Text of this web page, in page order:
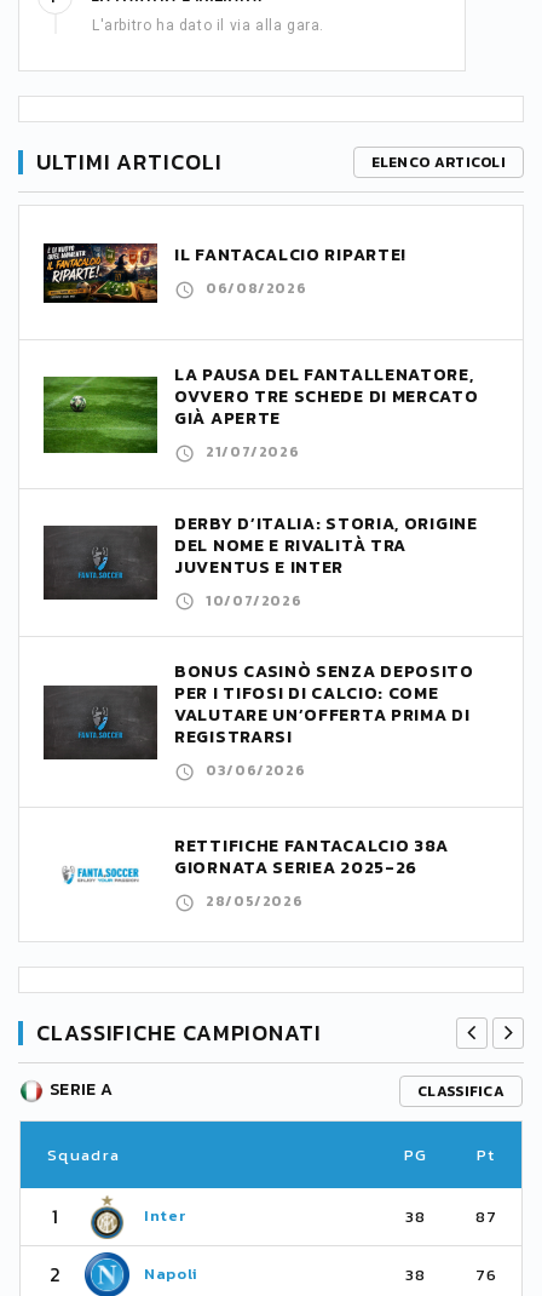
L'arbitro ha dato il via alla gara.
ULTIMI ARTICOLI ELENCO ARTICOLI
IL FANTACALCIO RIPARTE!
06/08/2026
LA PAUSA DEL FANTALLENATORE,
OVVERO TRE SCHEDE DI MERCATO
GIÀ APERTE
21/07/2026
DERBY D’ITALIA: STORIA, ORIGINE
DEL NOME E RIVALITÀ TRA
JUVENTUS E INTER
10/07/2026
BONUS CASINÒ SENZA DEPOSITO
PER I TIFOSI DI CALCIO: COME
VALUTARE UN’OFFERTA PRIMA DI
REGISTRARSI
03/06/2026
RETTIFICHE FANTACALCIO 38A
GIORNATA SERIEA 2025-26
28/05/2026
CLASSIFICHE CAMPIONATI
SERIE A CLASSIFICA
Squadra PG Pt
1 Inter 38 87
2 Napoli 38 76